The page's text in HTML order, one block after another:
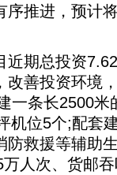
序推进，预计
期总投资7.62
改善投资环境
一条长2500米
机位5个;配套
防救援等辅助
人次、货邮